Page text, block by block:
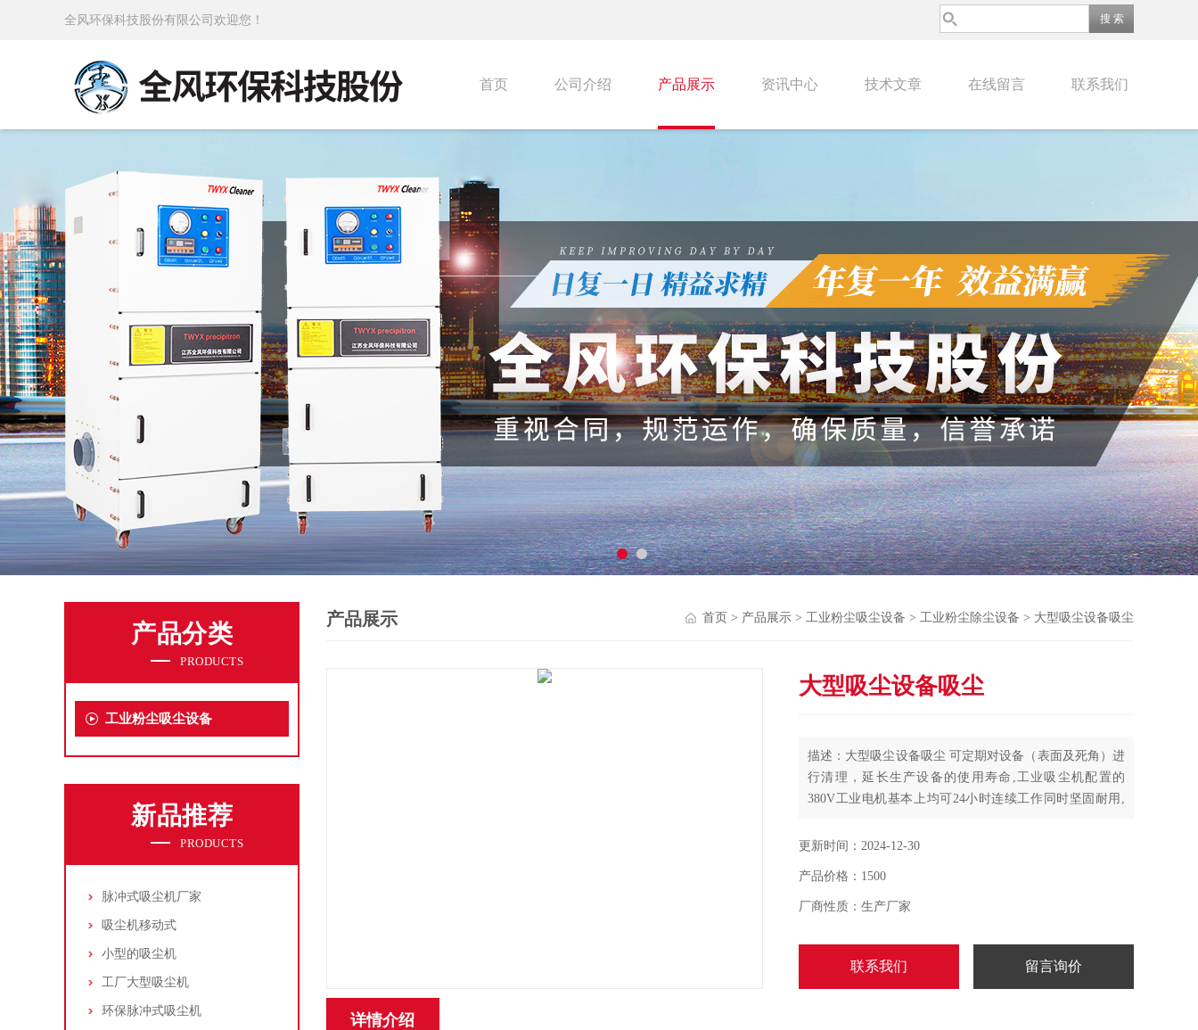
全风环保科技股份有限公司欢迎您！
首页 公司介绍 产品展示 资讯中心 技术文章 在线留言 联系我们
产品分类
PRODUCTS
工业粉尘吸尘设备
新品推荐
PRODUCTS
脉冲式吸尘机厂家
吸尘机移动式
小型的吸尘机
工厂大型吸尘机
环保脉冲式吸尘机
产品展示 首页 > 产品展示 > 工业粉尘吸尘设备 > 工业粉尘除尘设备 > 大型吸尘设备吸尘
大型吸尘设备吸尘
描述：大型吸尘设备吸尘 可定期对设备（表面及死角）进
行清理，延长生产设备的使用寿命,工业吸尘机配置的
380V工业电机基本上均可24小时连续工作同时坚固耐用,
更新时间：2024-12-30
产品价格：1500
厂商性质：生产厂家
联系我们 留言询价
详情介绍